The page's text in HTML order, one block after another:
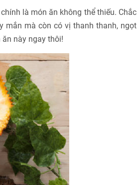
là món ăn không thể thiếu. Chắc
mắn mà còn có vị thanh thanh, ngọt
này ngay thôi!